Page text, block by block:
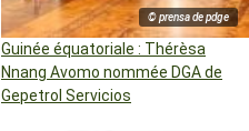
© prensa de pdge
Guinée équatoriale : Thérèsa
Nnang Avomo nommée DGA de
Gepetrol Servicios